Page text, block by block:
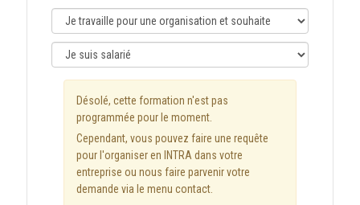
Désolé, cette formation n'est pas
programmée pour le moment.
Cependant, vous pouvez faire une requête
pour l'organiser en INTRA dans votre
entreprise ou nous faire parvenir votre
demande via le menu contact.